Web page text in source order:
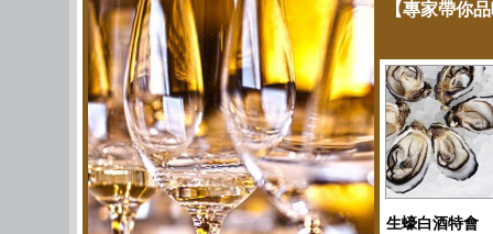
【專家帶你
生蠔白酒特會